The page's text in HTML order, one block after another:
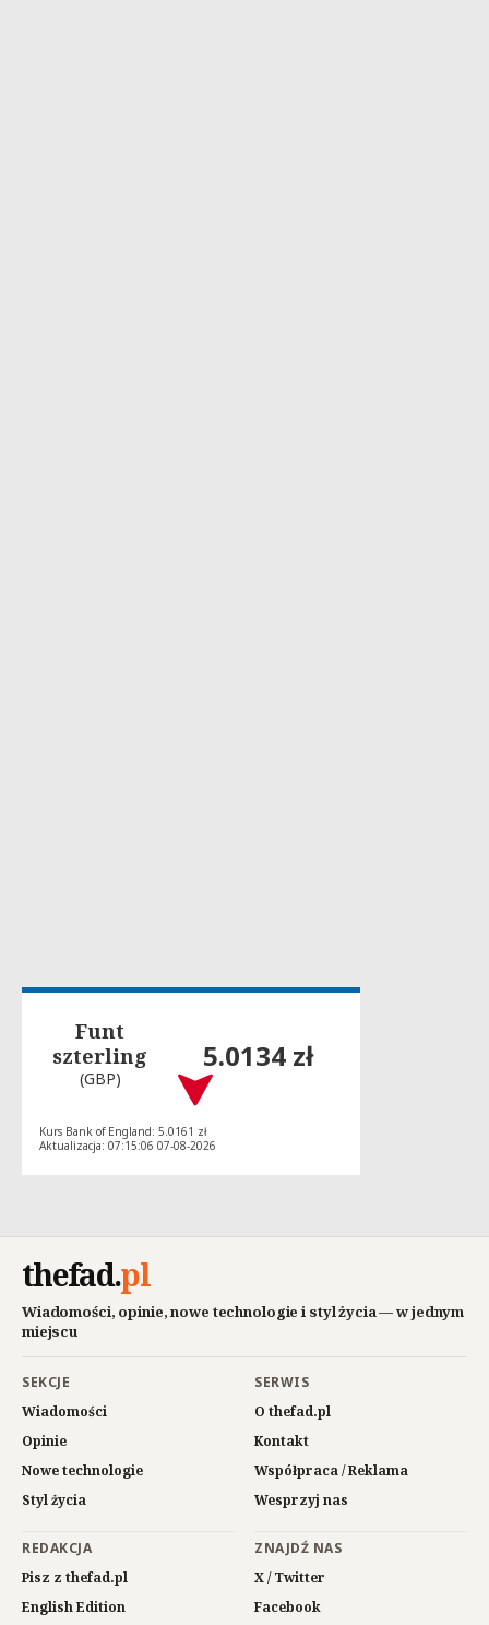
Funt
szterling
(GBP)
5.0134 zł
Kurs Bank of England: 5.0161 zł
Aktualizacja: 07:15:06 07-08-2026
thefad.pl
Wiadomości, opinie, nowe technologie i styl życia — w jednym
miejscu
SEKCJE
Wiadomości
Opinie
Nowe technologie
Styl życia
SERWIS
O thefad.pl
Kontakt
Współpraca / Reklama
Wesprzyj nas
REDAKCJA
Pisz z thefad.pl
English Edition
ZNAJDŹ NAS
X / Twitter
Facebook